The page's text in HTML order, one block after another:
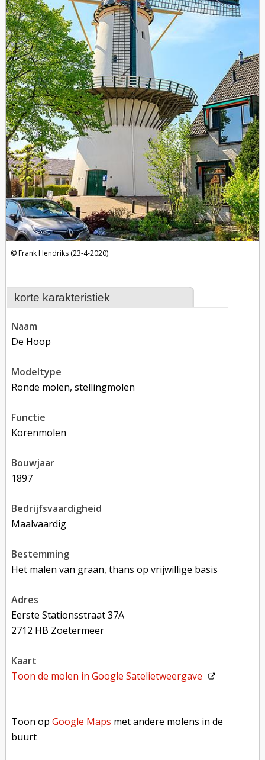
korte karakteristiek
naam
De Hoop
modeltype
Ronde molen, stellingmolen
functie
korenmolen
bouwjaar
1897
bedrijfsvaardigheid
Maalvaardig
bestemming
Het malen van graan, thans op vrijwillige basis
adres
Eerste Stationsstraat 37A
2712 HB Zoetermeer
kaart
Toon de molen inGoogle Satelietweergave
Toon opGoogle Maps met andere molens in de
buurt
Frank Hendriks (23-4-2020)